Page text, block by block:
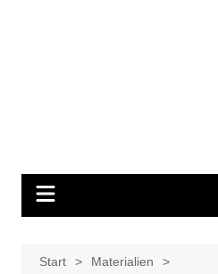
Start
Materialien